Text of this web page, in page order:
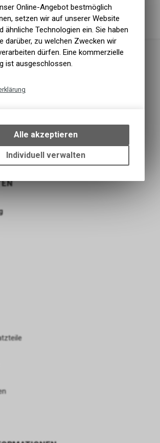
Motor- & Bike World
World
Online-Angebot bestmöglich
setzen wir auf unserer Website
ähnliche Technologien ein. Sie haben
darüber, zu welchen Zwecken wir
dürfen. Eine kommerzielle
ist ausgeschlossen.
bestimmte Interaktionen und
Einstellungen auf Ihrem Gerät,
um die grundlegenden
Funktionen unseres Online-
Alle akzeptieren
Individuell verwalten